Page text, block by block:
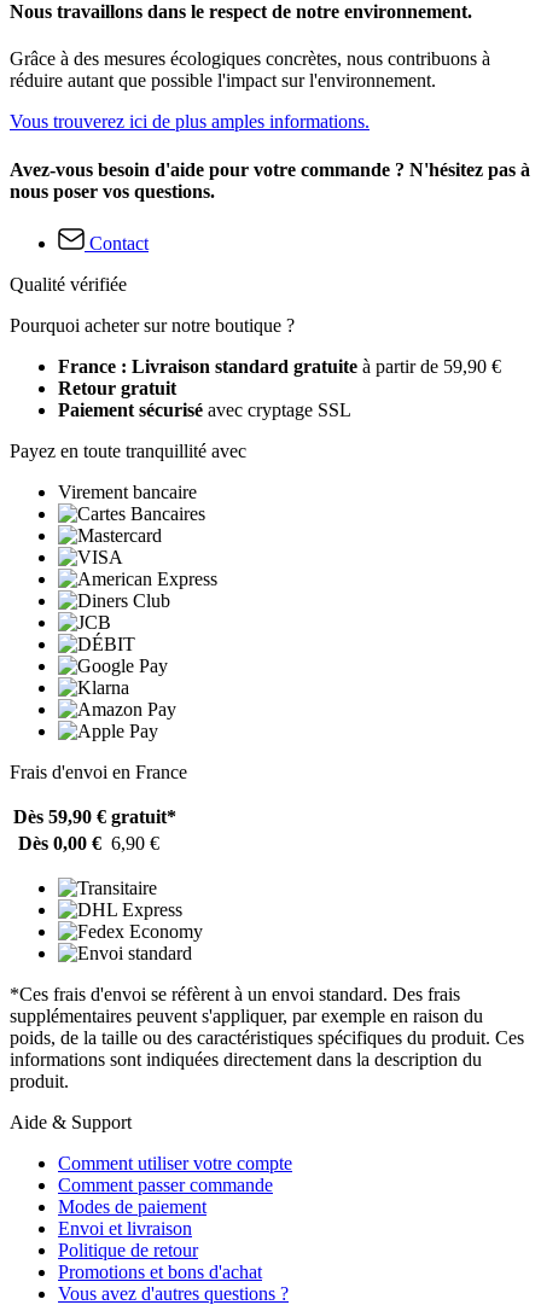
Nous travaillons dans le respect de notre environnement.
Grâce à des mesures écologiques concrètes, nous contribuons à
réduire autant que possible l'impact sur l'environnement.
Vous trouverez ici de plus amples informations.
Avez-vous besoin d'aide pour votre commande ? N'hésitez pas à
nous poser vos questions.
Contact
Qualité vérifiée
Pourquoi acheter sur notre boutique ?
France : Livraison standard gratuite à partir de 59,90 €
Retour gratuit
Paiement sécurisé avec cryptage SSL
Payez en toute tranquillité avec
Virement bancaire
Frais d'envoi en France
Dès 59,90 € gratuit*
Dès 0,00 € 6,90 €
*Ces frais d'envoi se réfèrent à un envoi standard. Des frais
supplémentaires peuvent s'appliquer, par exemple en raison du
poids, de la taille ou des caractéristiques spécifiques du produit. Ces
informations sont indiquées directement dans la description du
produit.
Aide & Support
Comment utiliser votre compte
Comment passer commande
Modes de paiement
Envoi et livraison
Politique de retour
Promotions et bons d'achat
Vous avez d'autres questions ?